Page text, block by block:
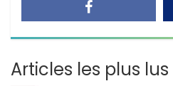
Articles les plus lus